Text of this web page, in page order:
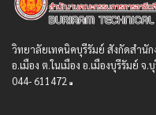
วิทยาลัยเทคนิคบุรีรัมย์ สังกัดสํานั
อ.เมือง ต.ในเมือง อ.เมืองบุรีรัมย์ จ
044- 611472